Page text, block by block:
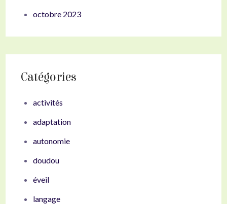
octobre 2023
Catégories
activités
adaptation
autonomie
doudou
éveil
langage